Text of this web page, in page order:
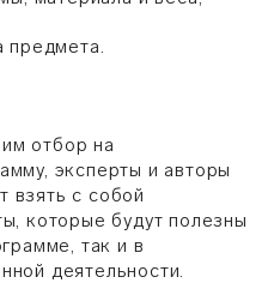
предмета.
отбор на
эксперты и авторы
взять с собой
которые будут полезны
так и в
деятельности.